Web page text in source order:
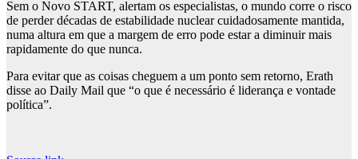
Sem o Novo START, alertam os especialistas, o mundo corre o risco
de perder décadas de estabilidade nuclear cuidadosamente mantida,
numa altura em que a margem de erro pode estar a diminuir mais
rapidamente do que nunca.
Para evitar que as coisas cheguem a um ponto sem retorno, Erath
disse ao Daily Mail que “o que é necessário é liderança e vontade
política”.